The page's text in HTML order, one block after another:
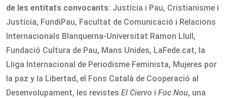
de les entitats convocants: Justícia i Pau, Cristianisme i
Justícia, FundiPau, Facultat de Comunicació i Relacions
Internacionals Blanquerna-Universitat Ramon Llull,
Fundació Cultura de Pau, Mans Unides, LaFede.cat, la
Lliga Internacional de Periodisme Feminista, Mujeres por
la paz y la Libertad, el Fons Català de Cooperació al
Desenvolupament, les revistes El Ciervo i Foc Nou, una